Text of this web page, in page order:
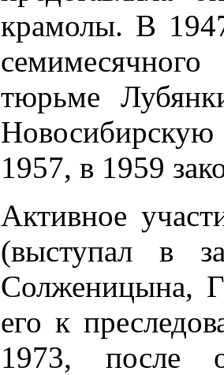
крамолы. В
тюрьме
1957, в 1959
Активное
(выступал в
Солженицына,
его к
1973, после